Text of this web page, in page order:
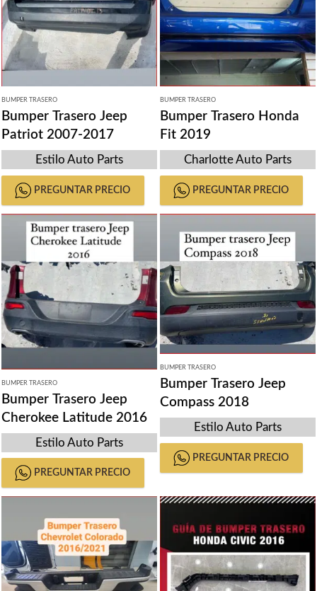
BUMPER TRASERO
Bumper Trasero Jeep
Patriot 2007-2017
Estilo Auto Parts
PREGUNTAR PRECIO
BUMPER TRASERO
Bumper Trasero Honda
Fit 2019
Charlotte Auto Parts
PREGUNTAR PRECIO
BUMPER TRASERO
Bumper Trasero Jeep
Cherokee Latitude 2016
Estilo Auto Parts
PREGUNTAR PRECIO
BUMPER TRASERO
Bumper Trasero Jeep
Compass 2018
Estilo Auto Parts
PREGUNTAR PRECIO